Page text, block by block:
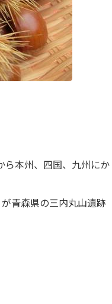
ら本州、四国、九州にか
青森県の三内丸山遺跡